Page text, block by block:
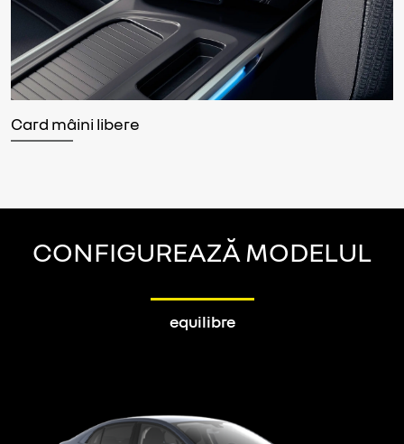
Card mâini libere
CONFIGUREAZĂ MODELUL
equilibre